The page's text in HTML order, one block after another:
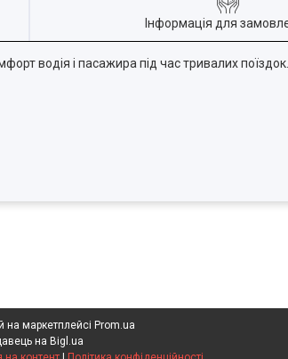
Інформація для
водія і пасажира під час тривалих поїздок.
на маркетплейсі Prom.ua
на Bigl.ua